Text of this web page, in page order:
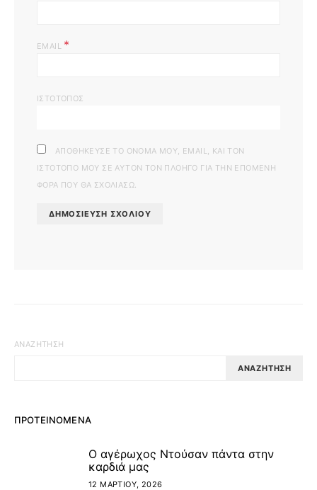
EMAIL *
ΙΣΤΌΤΟΠΟΣ
ΑΠΟΘΉΚΕΥΣΕ ΤΟ ΌΝΟΜΆ ΜΟΥ, EMAIL, ΚΑΙ ΤΟΝ
ΙΣΤΌΤΟΠΟ ΜΟΥ ΣΕ ΑΥΤΌΝ ΤΟΝ ΠΛΟΗΓΌ ΓΙΑ ΤΗΝ ΕΠΌΜΕΝΗ
ΦΟΡΆ ΠΟΥ ΘΑ ΣΧΟΛΙΆΣΩ.
ΑΝΑΖΉΤΗΣΗ
ΑΝΑΖΉΤΗΣΗ
ΠΡΟΤΕΙΝΌΜΕΝΑ
Ο αγέρωχος Ντούσαν πάντα στην
καρδιά μας
12 ΜΑΡΤΊΟΥ, 2026